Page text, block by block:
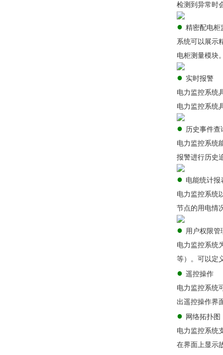
检测到异常时
● 精密配电柜
系统可以展示
电柜测量模块
● 实时报警
电力监控系统
电力监控系统
● 历史事件查
电力监控系统
报警进行历史
● 电能统计报
电力监控系统
节点的用电情
● 用户权限管
电力监控系统
等）。可以定
● 遥控操作
电力监控系统
出遥控操作界
● 网络拓扑图
电力监控系统
在界面上显示